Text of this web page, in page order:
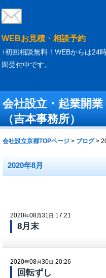
WEBお見積・相談予約
↑初回相談無料！WEBからは24
間受付中です。
会社設立・起業開
（吉本事務所）
会社設立京都TOPページ > ブログ >
2020年8月
2020年08月31 日 17:21
8月末
2020年08月30日 20:26
回転ずし